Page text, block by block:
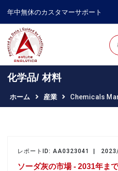
年中無休のカスタマーサポート
化学品/ 材料
ホーム 産業 Chemicals
レポートID: AA0323041 |
ソーダ灰の市場 - 2031年ま